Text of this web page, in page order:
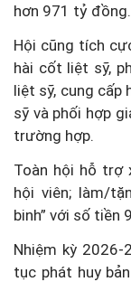
hơn 971 tỷ đồng.
Hội cũng tích
hài cốt liệt sỹ,
liệt sỹ, cung cấp
sỹ và phối hợp
trường hợp.
Toàn hội hỗ trợ
hội viên; làm/
binh” với số tiền
Nhiệm kỳ 2026-
tục phát huy